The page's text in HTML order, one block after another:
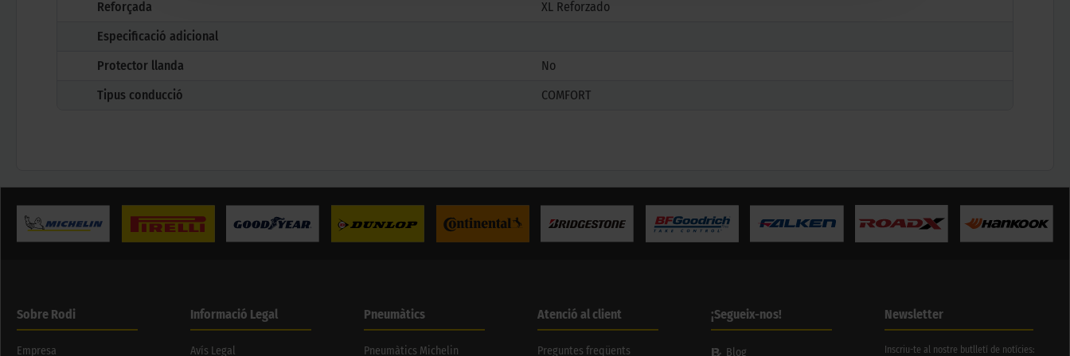
Reforçada
XL Reforzado
Especificació adicional
Protector llanda
No
Tipus conducció
COMFORT
Sobre Rodi
Empresa
Informació Legal
Avís Legal
Pneumàtics
Pneumàtics Michelin
Atenció al client
Preguntes freqüents
¡Segueix-nos!
Blog
Newsletter
Inscriu-te al nostre butlletí de notícies: